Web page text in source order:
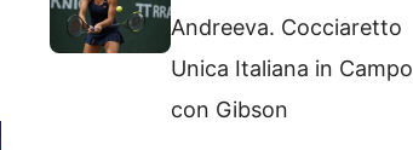
Andreeva. Cocciaretto
Unica Italiana in Campo
con Gibson